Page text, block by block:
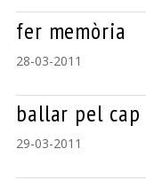
fer memòria
28-03-2011
ballar pel cap
29-03-2011